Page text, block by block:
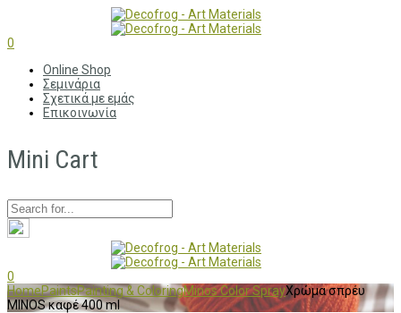
0
Online Shop
Σεμινάρια
Σχετικά με εμάς
Επικοινωνία
Mini Cart
0
HomePaintsPainting & ColoringMinos Color SprayΧρώμα σπρέυ
MINOS καφέ 400 ml